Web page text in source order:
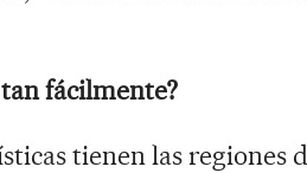
fácilmente?
tienen las regiones